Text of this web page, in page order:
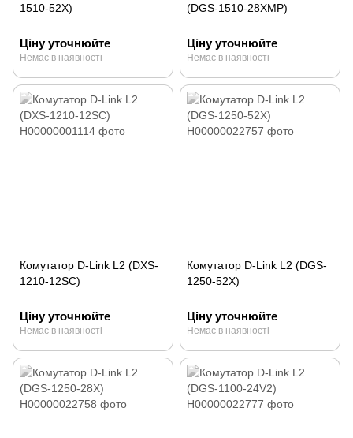
1510-52X)
Ціну уточнюйте
Немає в наявності
(DGS-1510-28XMP)
Ціну уточнюйте
Немає в наявності
Комутатор D-Link L2 (DXS-
1210-12SC)
Ціну уточнюйте
Немає в наявності
Комутатор D-Link L2 (DGS-
1250-52X)
Ціну уточнюйте
Немає в наявності